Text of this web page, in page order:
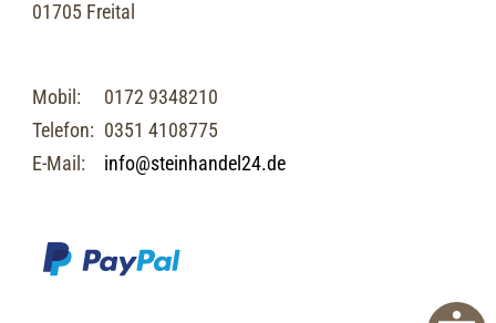
01705 Freital
Mobil:
0172 9348210
Telefon: 0351 4108775
E-Mail:
info@steinhandel24.de